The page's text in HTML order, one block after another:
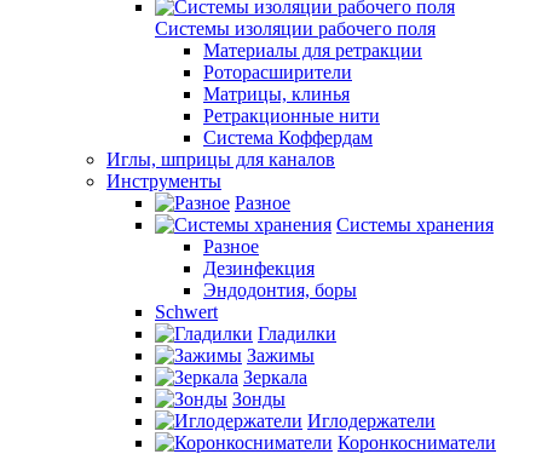
Системы изоляции рабочего поля
Материалы для ретракции
Роторасширители
Матрицы, клинья
Ретракционные нити
Система Коффердам
Иглы, шприцы для каналов
Инструменты
Разное
Системы хранения
Разное
Дезинфекция
Эндодонтия, боры
Schwert
Гладилки
Зажимы
Зеркала
Зонды
Иглодержатели
Коронкосниматели